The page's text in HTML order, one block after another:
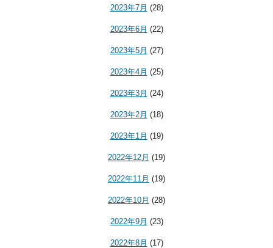
2023年7月 (28)
2023年6月 (22)
2023年5月 (27)
2023年4月 (25)
2023年3月 (24)
2023年2月 (18)
2023年1月 (19)
2022年12月 (19)
2022年11月 (19)
2022年10月 (28)
2022年9月 (23)
2022年8月 (17)